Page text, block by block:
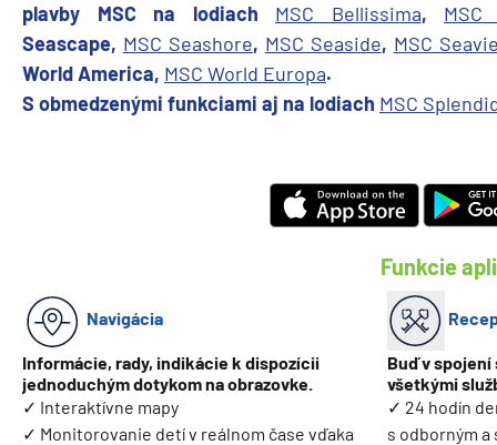
plavby MSC na lodiach MSC Bellissima, MSC
Seascape, MSC Seashore, MSC Seaside, MSC
World America, MSC World Europa.
S obmedzenými funkciami aj na lodiach MSC
Funkcie
Navigácia
Informácie, rady, indikácie k dispozícii
jednoduchým dotykom na obrazovke.
✓ Interaktívne mapy
✓ Monitorovanie detí v reálnom čase vďaka
Buď v spojení
všetkými
✓ 24 hodín
s odborným